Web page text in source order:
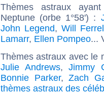
Thèmes astraux
Neptune (orbe 1°58') :
John Legend,Will
Lamarr, Ellen Pompeo...
Thèmes astraux avec le
Julie Andrews,Jimmy
Bonnie Parker, Zach
thèmes astraux des